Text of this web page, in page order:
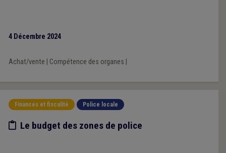
4 Décembre 2024
Achat/vente Compétence des organes
Finances et fiscalité Police locale
Etude/chiffres
Le budget des zones de police